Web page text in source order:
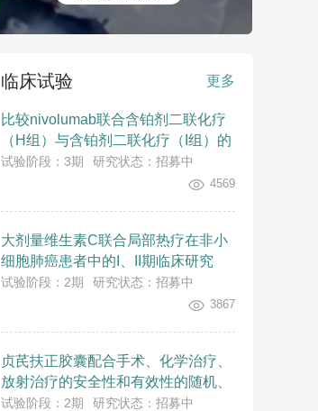
临床试验 更多
比较nivolumab联合含铂剂二联化疗
（H组）与含铂剂二联化疗（I组）的
OS
试验阶段：3期 研究状态：招募中
4569
大剂量维生素C联合局部热疗在非小
细胞肺癌患者中的I、II期临床研究
试验阶段：2期 研究状态：招募中
3867
贞芪扶正胶囊配合手术、化学治疗、
放射治疗的安全性和有效性的随机、
双盲、多中心、安慰剂对照Ⅱ期临床
试验阶段：2期 研究状态：招募中